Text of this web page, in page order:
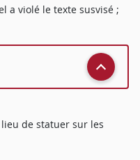
a violé le texte susvisé ;
lieu de statuer sur les